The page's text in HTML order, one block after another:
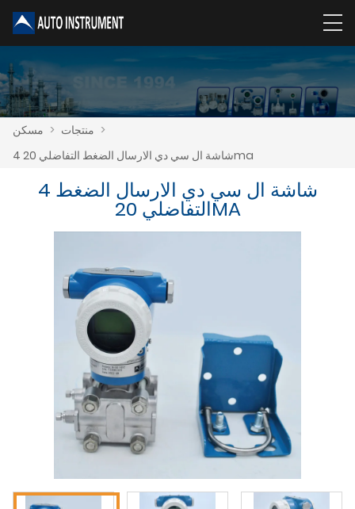
مسكن > منتجات >
4 شاشة ال سي دي الارسال الضغط التفاضلي 20ma
4 شاشة ال سي دي الارسال الضغط
التفاضلي 20MA